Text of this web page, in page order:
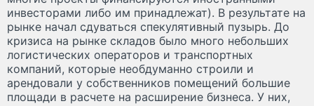
инвесторами либо им принадлежат). В результате на
рынке начал сдуваться спекулятивный пузырь. До
кризиса на рынке складов было много небольших
логистических операторов и транспортных
компаний, которые необдуманно строили и
арендовали у собственников помещений большие
площади в расчете на расширение бизнеса. У них,